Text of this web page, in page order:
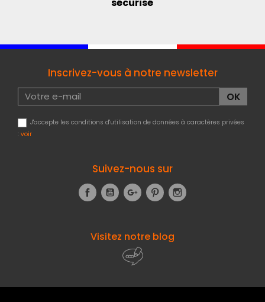
sécurisé
Inscrivez-vous à notre newsletter
J'accepte les conditions d'utilisation de données à caractères privées
: voir
Suivez-nous sur
FacebookYouTubeGoogle+Pinterest
Visitez notre blog